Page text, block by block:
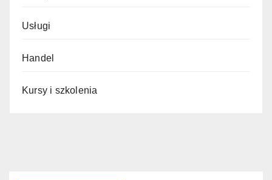
Usługi
Handel
Kursy i szkolenia